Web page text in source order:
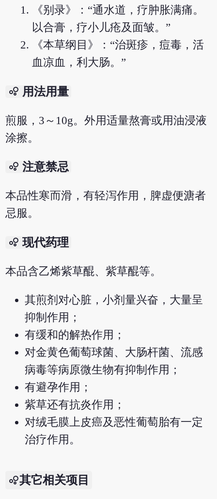
《别录》：“通水道，疗肿胀满痛。
以合膏，疗小儿疮及面皱。”
《本草纲目》：“治斑疹，痘毒，活
血凉血，利大肠。”
bubble_chart 用法用量
煎服，3～10g。外用适量熬膏或用油浸液
涂擦。
bubble_chart 注意禁忌
本品性寒而滑，有轻泻作用，脾虚便溏者
忌服。
bubble_chart 现代药理
本品含乙烯紫草醌、紫草醌等。
其煎剂对心脏，小剂量兴奋，大量呈
抑制作用；
有缓和的解热作用；
对金黄色葡萄球菌、大肠杆菌、流感
病毒等病原微生物有抑制作用；
有避孕作用；
紫草还有抗炎作用；
对绒毛膜上皮癌及恶性葡萄胎有一定
治疗作用。
其它相关项目